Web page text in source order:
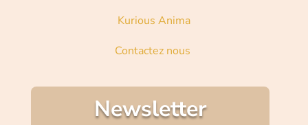
Kurious Anima
Contactez nous
Newsletter